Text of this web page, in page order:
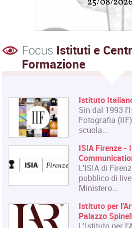
Focus Istituti e
Formazione
Istituto
Sin dal 1993
Fotografia
scuola…
ISIA Firenze -
L'ISIA di
pubblico di
Ministero…
Istituto per
Palazzo
L’Istituto per